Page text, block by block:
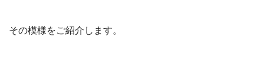
その模様をご紹介します。